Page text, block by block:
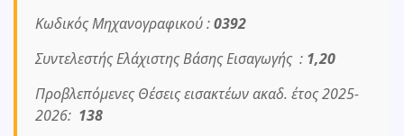
Κωδικός Μηχανογραφικού :0392
Συντελεστής Ελάχιστης Βάσης Εισαγωγής : 1,20
Προβλεπόμενες Θέσεις εισακτέων ακαδ. έτος 2025-
2026: 138